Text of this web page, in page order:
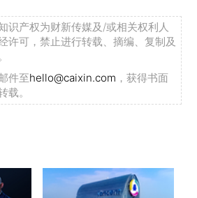
识产权为财新传媒及/或相关权利人
许可，禁止进行转载、摘编、复制及
件至hello@caixin.com ，获得书面
载。